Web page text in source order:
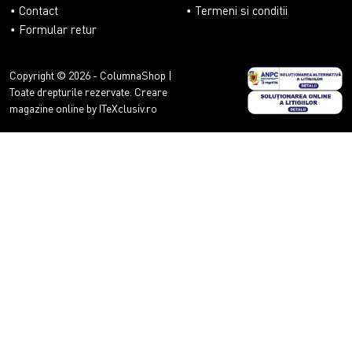
Contact
Formular retur
Termeni si conditii
Copyright © 2026 - ColumnaShop |
Toate drepturile rezervate. Creare
magazine online by ITeXclusiv.ro